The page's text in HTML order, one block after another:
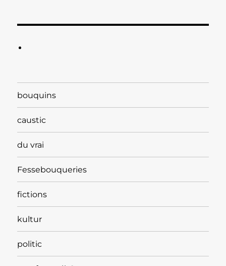
bouquins
caustic
du vrai
Fessebouqueries
fictions
kultur
politic